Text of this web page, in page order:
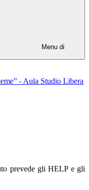
Menu di
- Aula Studio Libera
prevede gli HELP e gli